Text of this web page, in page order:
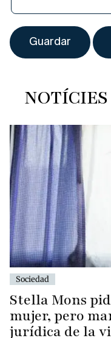
Sociedad
Stella Mons
mujer, pero
jurídica de la